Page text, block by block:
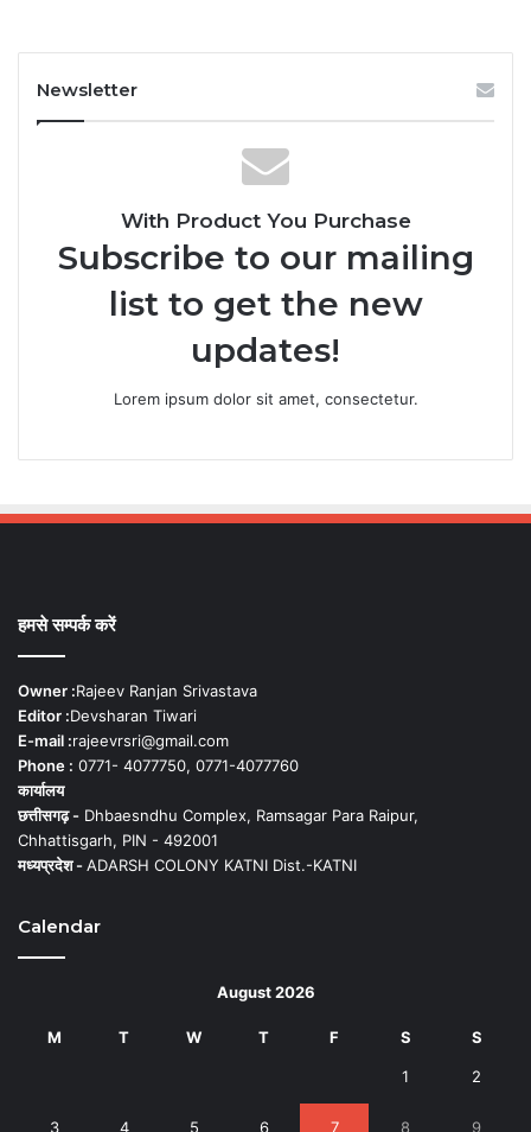
Newsletter
With Product You Purchase
Subscribe to our mailing
list to get the new
updates!
Lorem ipsum dolor sit amet, consectetur.
हमसे सम्पर्क करें
Owner :Rajeev Ranjan Srivastava
Editor :Devsharan Tiwari
E-mail :rajeevrsri@gmail.com
Phone : 0771- 4077750, 0771-4077760
कार्यालय
छत्तीसगढ़ - Dhbaesndhu Complex, Ramsagar Para Raipur,
Chhattisgarh, PIN - 492001
मध्यप्रदेश -ADARSH COLONY KATNI Dist.-KATNI
Calendar
August 2026
M T W T F S S
1 2
3 4 5 6 7 8 9